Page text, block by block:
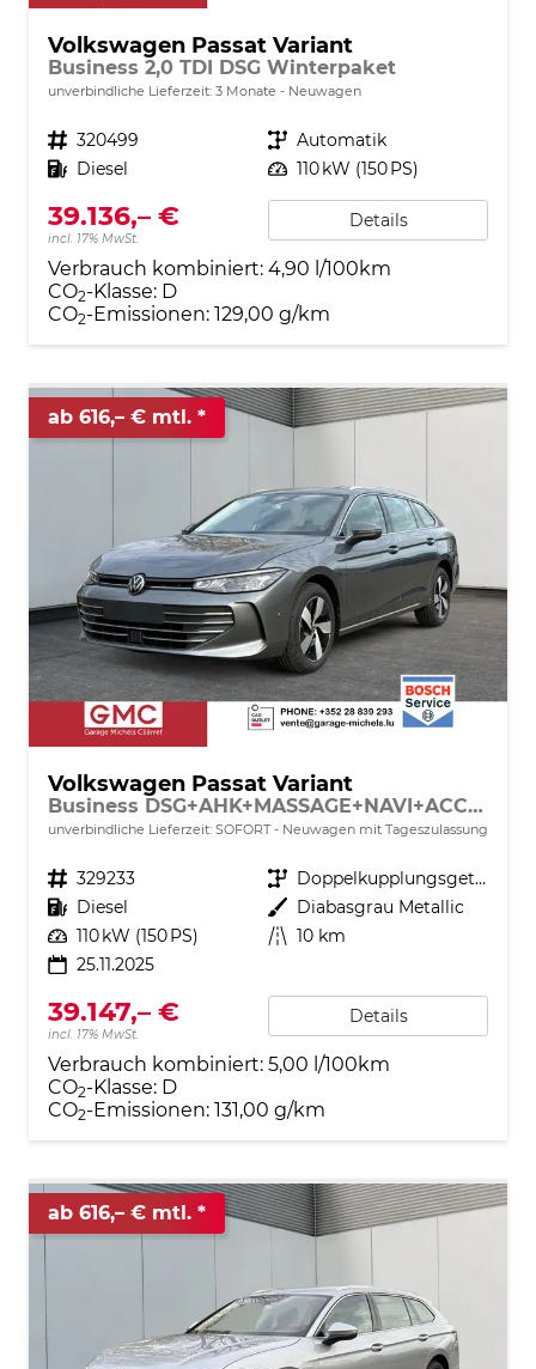
Volkswagen Passat Variant
Business 2,0 TDI DSG Winterpaket
unverbindliche Lieferzeit: 3 Monate Neuwagen
Fahrzeugnr. 320499 Getriebe Automatik
Kraftstoff Diesel Leistung 110 kW (150 PS)
39.136,– €
incl. 17% MwSt.
Details
Verbrauch kombiniert: 4,90 l/100km
CO2-Klasse: D
CO2-Emissionen: 129,00 g/km
ab 616,– € mtl.
Volkswagen Passat Variant
Business DSG+AHK+MASSAGE+NAVI+ACC+KAMERA+LED+17" ALU
unverbindliche Lieferzeit: SOFORT Neuwagen mit Tageszulassung
Fahrzeugnr. 329233 Getriebe
Doppelkupplungsgetriebe (DSG)
Kraftstoff Diesel Außenfarbe Diabasgrau Metallic
Leistung 110 kW (150 PS) Kilometerstand 10 km
25.11.2025
39.147,– €
incl. 17% MwSt.
Details
Verbrauch kombiniert: 5,00 l/100km
CO2-Klasse: D
CO2-Emissionen: 131,00 g/km
ab 616,– € mtl.